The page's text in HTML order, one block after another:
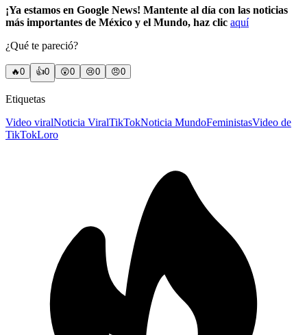
¡Ya estamos en Google News! Mantente al día con las noticias
más importantes de México y el Mundo, haz clic aquí
¿Qué te pareció?
🔥0 👍0 😲0 😢0 😠0
Etiquetas
Video viralNoticia ViralTikTokNoticia MundoFeministasVideo de
TikTokLoro